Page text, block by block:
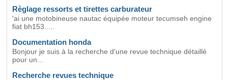
Règlage ressorts et tirettes carburateur
'ai une motobineuse nautac équipée moteur tecumseh engine
fiat bh153.....
Documentation honda
Bonjour je suis à la recherche d'une revue technique détaillé
pour un...
Recherche revues technique